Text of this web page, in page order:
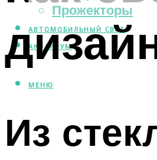
Прожекторы
АВТОМОБИЛЬНЫЙ СВЕТ
АКВАРИУМ
МЕНЮ
Из